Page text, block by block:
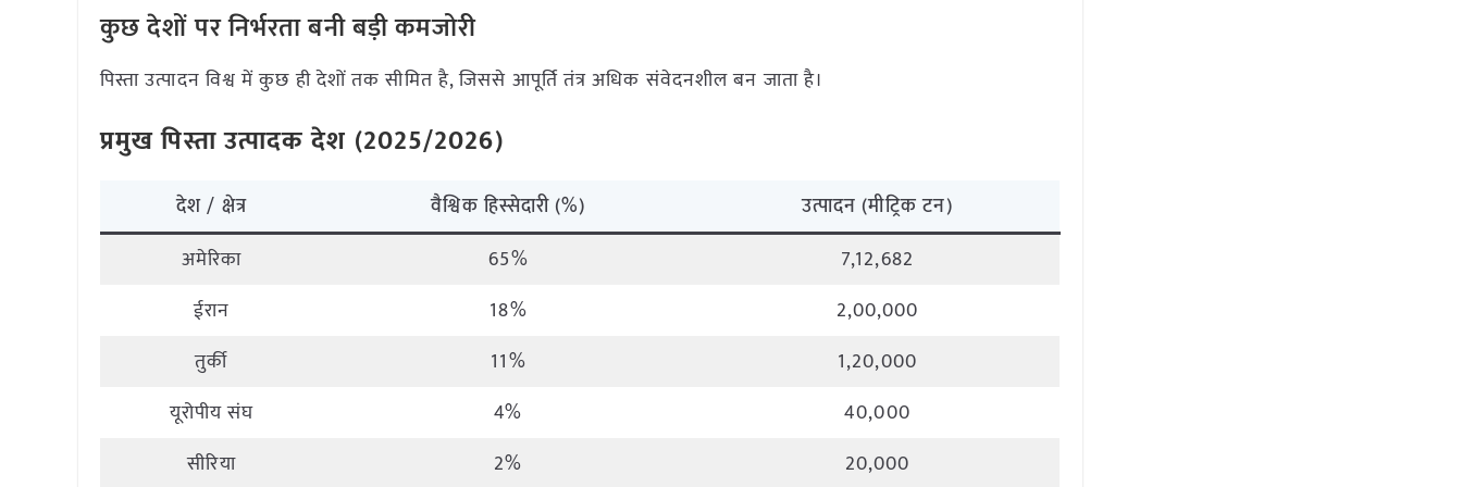
कुछ देशों पर निर्भरता बनी बड़ी कमजोरी
पिस्ता उत्पादन विश्व में कुछ ही देशों तक सीमित है, जिससे आपूर्ति तंत्र अधिक संवेदनशील बन जाता है।
प्रमुख पिस्ता उत्पादक देश (2025/2026)
देश / क्षेत्र वैश्विक हिस्सेदारी (%)
उत्पादन (मीट्रिक टन)
अमेरिका
65%
7,12,682
ईरान
18%
2,00,000
तुर्की
11%
1,20,000
यूरोपीय संघ
4%
40,000
सीरिया
2% 20,000